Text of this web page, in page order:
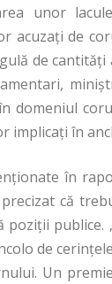
unor
acuzați de
de
domeniul
implicați în
în
că
de
Un